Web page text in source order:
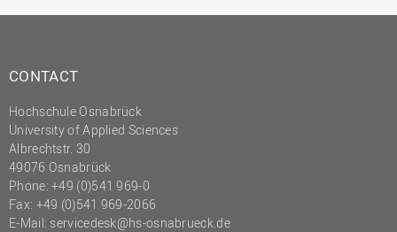
IT Service Center
Kommunikation und
Marketing
LearningCenter
Nachhaltigkeit
Personal
CONTACT
Hochschule Osnabrück
University of Applied Sciences
Albrechtstr. 30
49076 Osnabrück
Phone: +49 (0)541 969-0
Fax: +49 (0)541 969-2066
E-Mail: servicedesk@hs-osnabrueck.de